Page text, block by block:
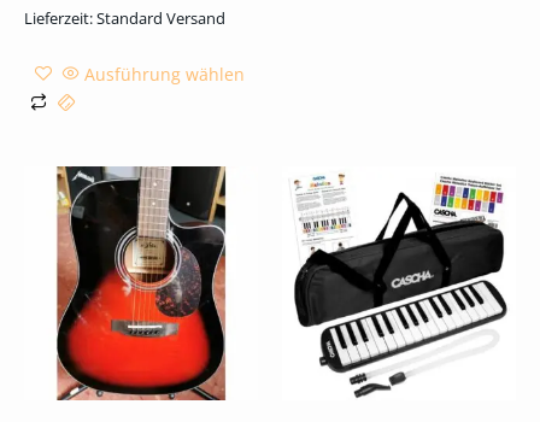
Lieferzeit:Standard Versand
Ausführung wählen